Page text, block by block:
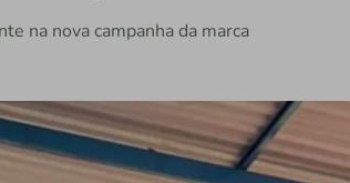
na nova campanha da marca